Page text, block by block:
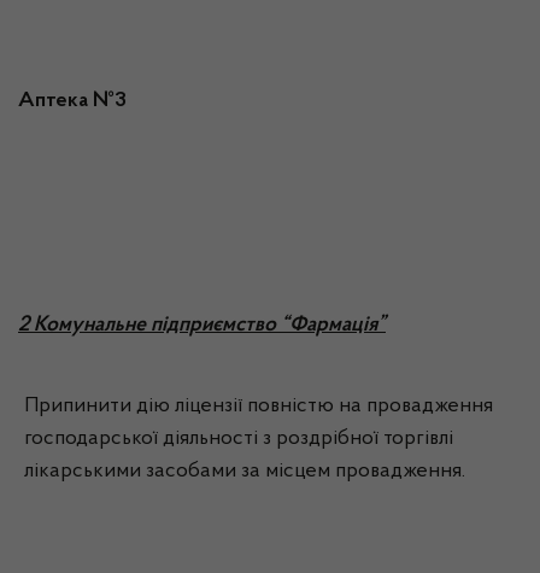
Аптека №3
2 Комунальне підприємство “Фармація”
Припинити дію ліцензії повністю на провадження
господарської діяльності з роздрібної торгівлі
лікарськими засобами за місцем провадження.